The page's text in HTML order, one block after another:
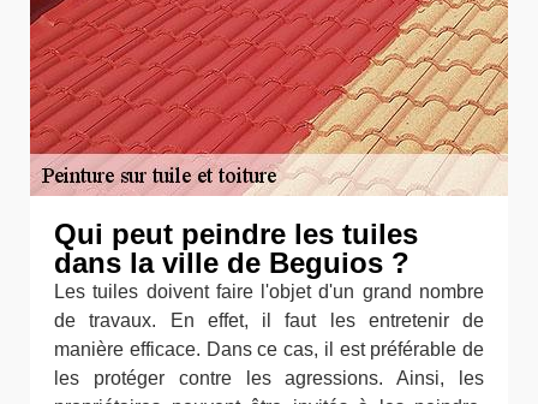
Qui peut peindre les tuiles
dans la ville de Beguios ?
Les tuiles doivent faire l'objet d'un grand nombre
de travaux. En effet, il faut les entretenir de
manière efficace. Dans ce cas, il est préférable de
les protéger contre les agressions. Ainsi, les